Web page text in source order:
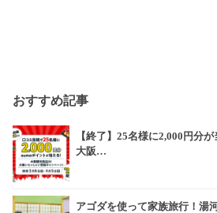
おすすめ記事
【終了】25名様に2,000円分
大阪…
アゴダを使って家族旅行！湯